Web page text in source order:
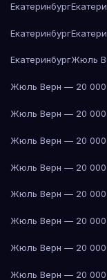
Екатеринбург
Екатеринбург
ЕкатеринбургЖюль
Жюль Верн — 20 000
Жюль Верн — 20 000
Жюль Верн — 20 000
Жюль Верн — 20 000
Жюль Верн — 20 000
Жюль Верн — 20 000
Жюль Верн — 20 000
Жюль Верн — 20 000